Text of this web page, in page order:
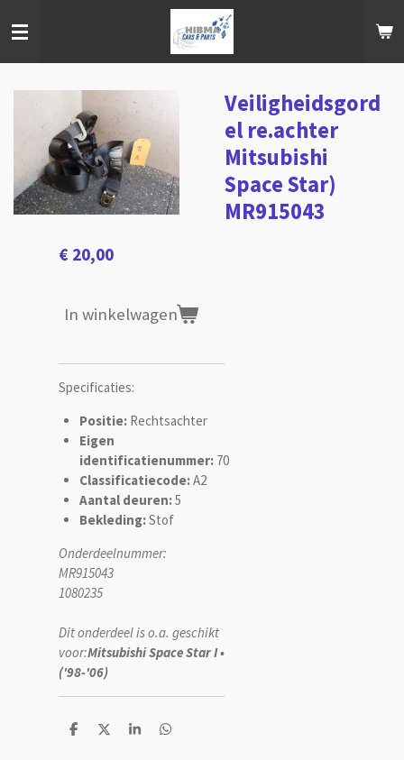
direct
Veiligheidsgord
el re.achter
Mitsubishi
Space Star)
MR915043
€ 20,00
In winkelwagen
Specificaties:
Positie: Rechtsachter
Eigen
identificatienummer: 70
Classificatiecode:A2
Aantal deuren:5
Bekleding:Stof
Onderdeelnummer:
MR915043
1080235
Dit onderdeel is o.a. geschikt
voor:Mitsubishi Space Star I •
('98-'06)
D
D
S
D